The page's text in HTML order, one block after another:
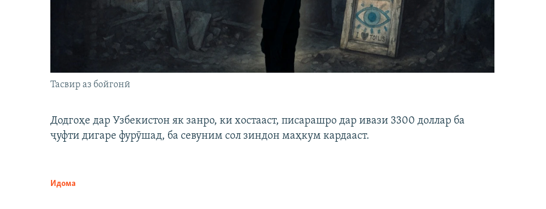
Тасвир аз бойгонӣ
Додгоҳе дар Узбекистон як занро, ки хостааст, писарашро дар ивази 3300 доллар ба
ҷуфти дигаре фурӯшад, ба севуним сол зиндон маҳкум кардааст.
Идома